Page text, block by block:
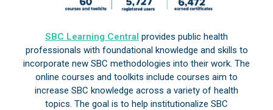
SBC Learning Central provides public health
professionals with foundational knowledge and skills to
incorporate new SBC methodologies into their work. The
online courses and toolkits include courses aim to
increase SBC knowledge across a variety of health
topics. The goal is to help institutionalize SBC